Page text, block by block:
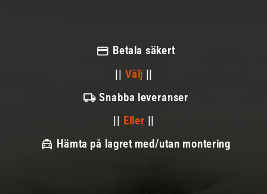
Betala säkert
|| Välj ||
Snabba leveranser
|| Eller ||
Hämta på lagret med/utan montering